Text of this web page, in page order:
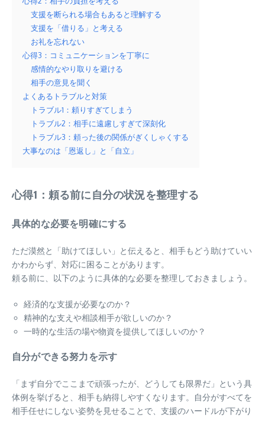
支援を断られる場合もあると理解する
支援を「借りる」と考える
お礼を忘れない
心得3：コミュニケーションを丁寧に
感情的なやり取りを避ける
相手の意見を聞く
よくあるトラブルと対策
トラブル1：頼りすぎてしまう
トラブル2：相手に遠慮しすぎて深刻化
トラブル3：頼った後の関係がぎくしゃくする
大事なのは「恩返し」と「自立」
心得1：頼る前に自分の状況を整理する
具体的な必要を明確にする
ただ漠然と「助けてほしい」と伝えると、相手もどう助けていい
かわからず、対応に困ることがあります。
頼る前に、以下のように具体的な必要を整理しておきましょう。
経済的な支援が必要なのか？
精神的な支えや相談相手が欲しいのか？
一時的な生活の場や物資を提供してほしいのか？
自分ができる努力を示す
「まず自分でここまで頑張ったが、どうしても限界だ」という具
体例を挙げると、相手も納得しやすくなります。自分がすべてを
相手任せにしない姿勢を見せることで、支援のハードルが下がり